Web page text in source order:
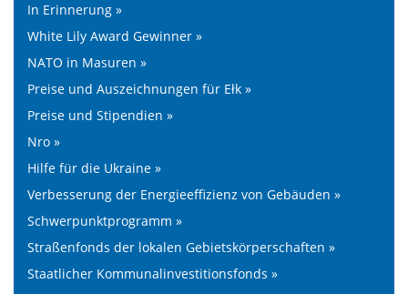
In Erinnerung »
White Lily Award Gewinner »
NATO in Masuren »
Preise und Auszeichnungen für Ełk »
Preise und Stipendien »
Nro »
Hilfe für die Ukraine »
Verbesserung der Energieeffizienz von Gebäuden »
Schwerpunktprogramm »
Straßenfonds der lokalen Gebietskörperschaften »
Staatlicher Kommunalinvestitionsfonds »